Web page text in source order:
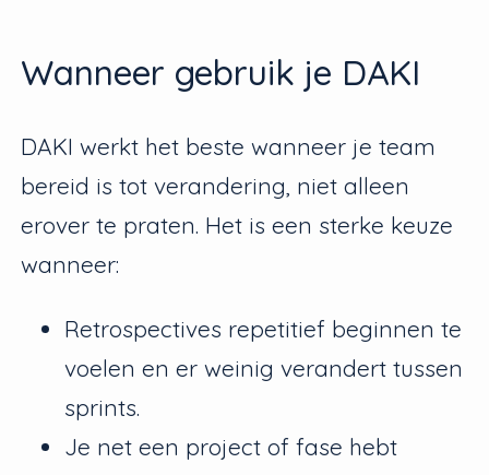
Wanneer gebruik je DAKI
DAKI werkt het beste wanneer je team
bereid is tot verandering, niet alleen
erover te praten. Het is een sterke keuze
wanneer:
Retrospectives repetitief beginnen te
voelen en er weinig verandert tussen
sprints.
Je net een project of fase hebt